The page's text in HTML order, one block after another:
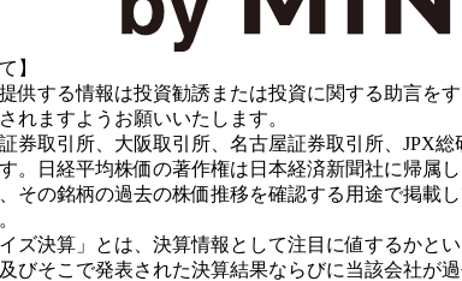
】
供する情報は投資勧誘または投資に関する助言を
れますようお願いいたします。
取引所、大阪取引所、名古屋証券取引所、JPX総
。日経平均株価の著作権は日本経済新聞社に帰属し
その銘柄の過去の株価推移を確認する用途で掲
ズ決算」とは、決算情報として注目に値するか
びそこで発表された決算結果ならびに当該会社